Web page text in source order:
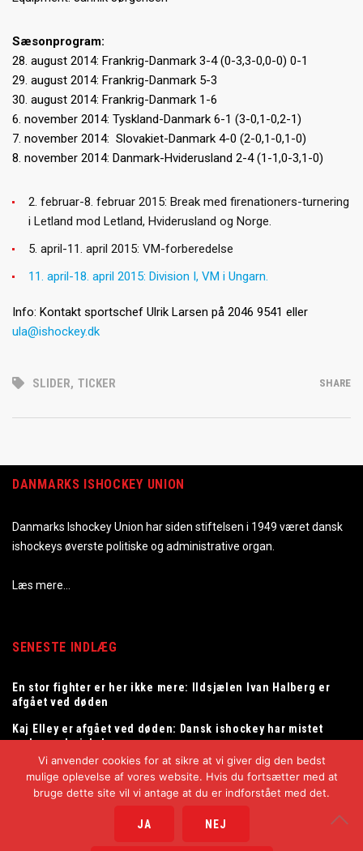
Sæsonprogram:
28. august 2014: Frankrig-Danmark 3-4 (0-3,3-0,0-0) 0-1
29. august 2014: Frankrig-Danmark 5-3
30. august 2014: Frankrig-Danmark 1-6
6. november 2014: Tyskland-Danmark 6-1 (3-0,1-0,2-1)
7. november 2014: Slovakiet-Danmark 4-0 (2-0,1-0,1-0)
8. november 2014: Danmark-Hviderusland 2-4 (1-1,0-3,1-0)
2. februar-8. februar 2015: Break med firenationers-turnering
i Letland mod Letland, Hviderusland og Norge.
5. april-11. april 2015: VM-forberedelse
11. april-18. april 2015: Division I, VM i Ungarn.
Info: Kontakt sportschef Ulrik Larsen på 2046 9541 eller
ula@ishockey.dk
SLIDER, TICKER SHARE
DANMARKS ISHOCKEY UNION
Danmarks Ishockey Union har siden stiftelsen i 1949 været dansk
ishockeys øverste politiske og administrative organ.
Læs mere…
SENESTE INDLÆG
En stor fighter er her ikke mere: Ildsjælen Ivan Halberg er
afgået ved døden
Kaj Elley er afgået ved døden: Dansk ishockey har mistet
en legendarisk dommer
Tommy Samuelsson ny landstræner for herrelandsholdet
Copyright © 2025
Vi anvender cookies for at sikre at vi giver dig den bedst
mulige oplevelse af vores website. Hvis du fortsætter med at
bruge dette site vil vi antage at du er indforstået med det.
JA NEJ